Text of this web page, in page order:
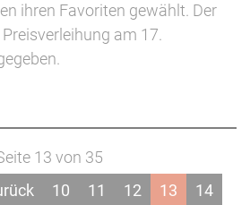
ihren Favoriten gewählt. Der
am 17.
13 von 35
10 11 12 13
14